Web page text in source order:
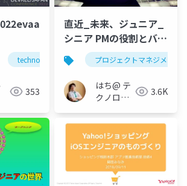
technology developer relations
353
直近_未来、ジュニア_
シニア PMの役割とバラ
ンス
プロジェクトマネジメント
はち@ テ
クノロジ
ア
「Newbee」
3.6K